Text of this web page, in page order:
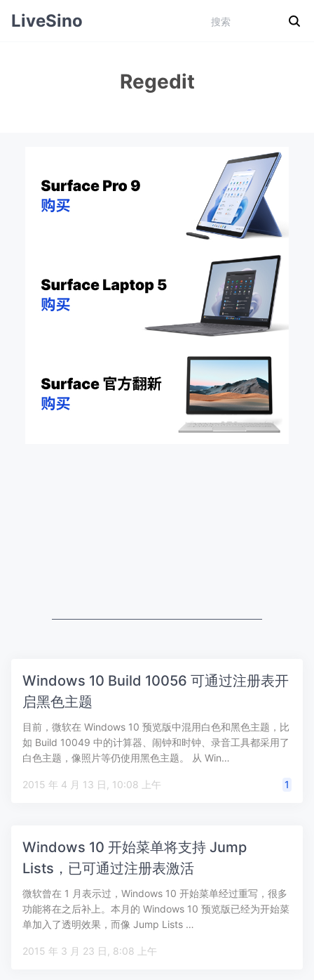
LiveSino
Regedit
Windows 10 Build 10056 可通过注册表开
启黑色主题
目前，微软在 Windows 10 预览版中混用白色和黑色主题，比
如 Build 10049 中的计算器、闹钟和时钟、录音工具都采用了
白色主题，像照片等仍使用黑色主题。 从 Win…
2015 年 4 月 13 日, 10:08 上午 1
Windows 10 开始菜单将支持 Jump
Lists，已可通过注册表激活
微软曾在 1 月表示过，Windows 10 开始菜单经过重写，很多
功能将在之后补上。本月的 Windows 10 预览版已经为开始菜
单加入了透明效果，而像 Jump Lists …
2015 年 3 月 23 日, 8:08 上午